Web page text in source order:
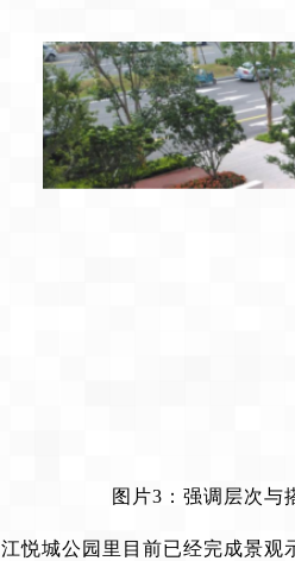
图片3：强调层次与
江悦城公园里目前已经完成景观